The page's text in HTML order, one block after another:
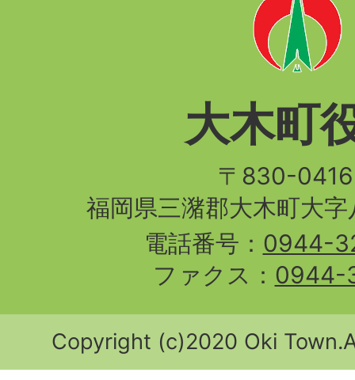
大木町
〒830-
福岡県三潴郡大木町大
電話番号： 0944-
ファクス： 0944-
Copyright (c)2020 Oki